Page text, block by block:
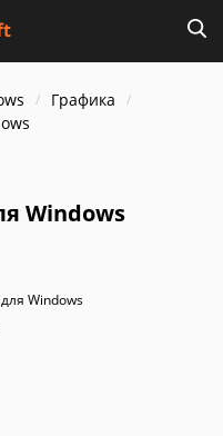
Графика
Windows
Windows